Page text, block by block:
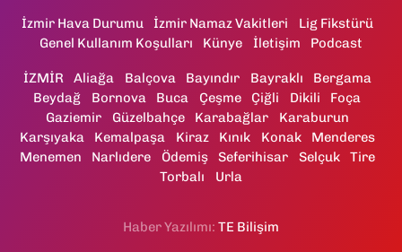
İzmir Hava Durumu İzmir Namaz Vakitleri
Lig Fikstürü
Genel Kullanım Koşulları
Künye İletişim Podcast
İZMİR Aliağa Balçova Bayındır Bayraklı
Bergama
Beydağ
Bornova Buca Çeşme Çiğli Dikili
Foça
Gaziemir
Güzelbahçe Karabağlar
Karaburun
Karşıyaka
Kemalpaşa Kiraz Kınık Konak
Menderes
Menemen
Narlıdere Ödemiş Seferihisar Selçuk
Tire
Torbalı
Urla
Haber Yazılımı: TE Bilişim